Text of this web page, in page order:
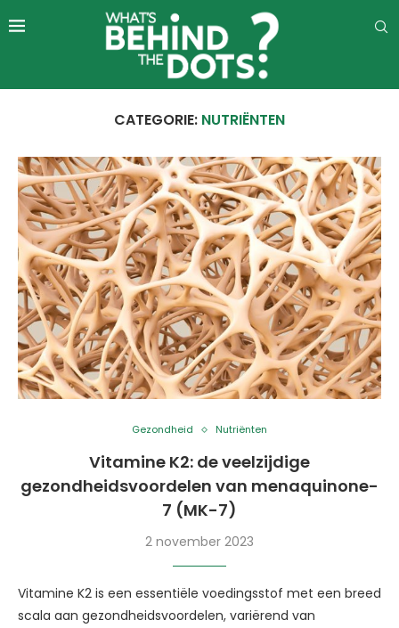
CATEGORIE: NUTRIËNTEN
Gezondheid Nutriënten
Vitamine K2: de veelzijdige
gezondheidsvoordelen van menaquinone-
7 (MK-7)
2 november 2023
Vitamine K2 is een essentiële voedingsstof met een breed
scala aan gezondheidsvoordelen, variërend van